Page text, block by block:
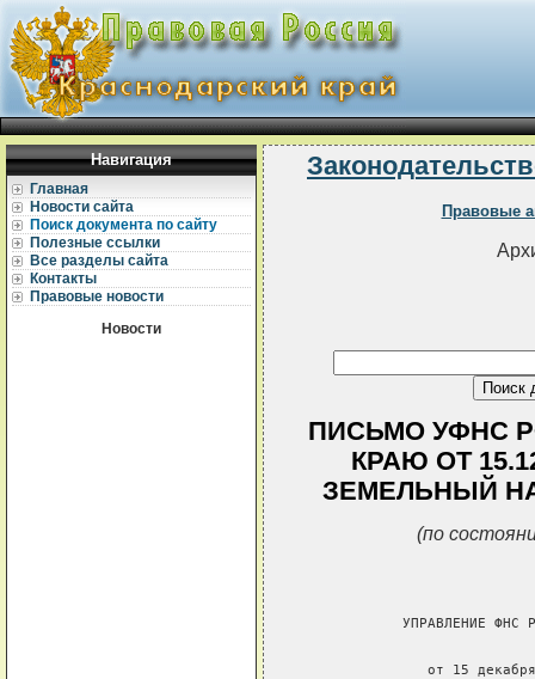
Навигация
Главная
Новости сайта
Поиск документа по сайту
Полезные ссылки
Все разделы сайта
Контакты
Правовые новости
Новости
Правовые
ПИСЬМО УФНС
КРАЮ ОТ
ЗЕМЕЛЬНЫЙ
(по